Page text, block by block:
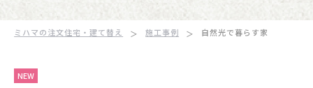
ミハマの注文住宅・建て替え 施工事例 自然光で暮らす家
NEW